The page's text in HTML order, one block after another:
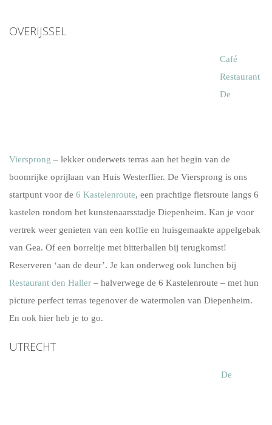
OVERIJSSEL
Café
Restaurant
De
Viersprong – lekker ouderwets terras aan het begin van de
boomrijke oprijlaan van Huis Westerflier. De Viersprong is ons
startpunt voor de 6 Kastelenroute, een prachtige fietsroute langs 6
kastelen rondom het kunstenaarsstadje Diepenheim. Kan je voor
vertrek weer genieten van een koffie en huisgemaakte appelgebak
van Gea. Of een borreltje met bitterballen bij terugkomst!
Reserveren ‘aan de deur’. Je kan onderweg ook lunchen bij
Restaurant den Haller – halverwege de 6 Kastelenroute – met hun
picture perfect terras tegenover de watermolen van Diepenheim.
En ook hier heb je to go.
UTRECHT
De